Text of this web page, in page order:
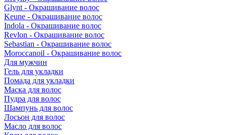
Glynt - Окрашивание волос
Keune - Окрашивание волос
Indola - Окрашивание волос
Revlon - Окрашивание волос
Sebastian - Окрашивание волос
Moroccanoil - Окрашивание волос
Для мужчин
Гель для укладки
Помада для укладки
Маска для волос
Пудра для волос
Шампунь для волос
Лосьон для волос
Масло для волос